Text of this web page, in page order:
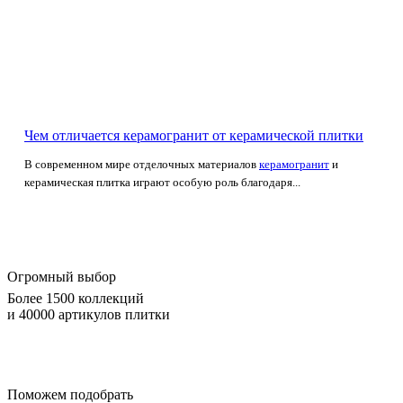
Чем отличается керамогранит от керамической плитки
В современном мире отделочных материалов керамогранит и
керамическая плитка играют особую роль благодаря...
Огромный выбор
Более 1500 коллекций
и 40000 артикулов плитки
Поможем подобрать